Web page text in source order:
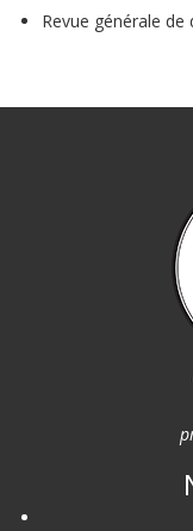
Revue générale